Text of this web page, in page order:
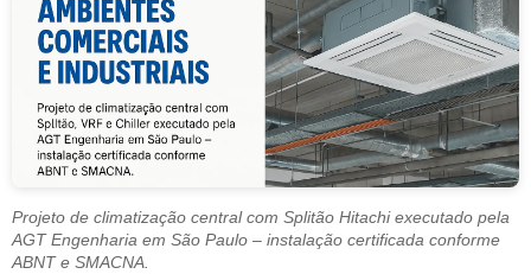
Projeto de climatização central com Splitão Hitachi executado pela
AGT Engenharia em São Paulo – instalação certificada conforme
ABNT e SMACNA.